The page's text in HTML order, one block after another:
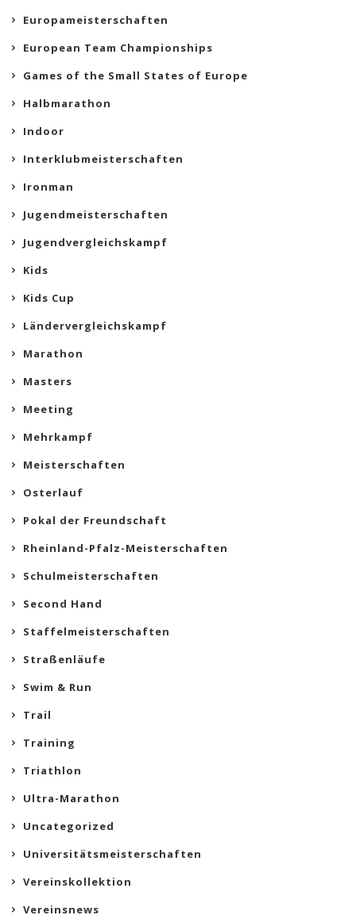
Europameisterschaften
European Team Championships
Games of the Small States of Europe
Halbmarathon
Indoor
Interklubmeisterschaften
Ironman
Jugendmeisterschaften
Jugendvergleichskampf
Kids
Kids Cup
Ländervergleichskampf
Marathon
Masters
Meeting
Mehrkampf
Meisterschaften
Osterlauf
Pokal der Freundschaft
Rheinland-Pfalz-Meisterschaften
Schulmeisterschaften
Second Hand
Staffelmeisterschaften
Straßenläufe
Swim & Run
Trail
Training
Triathlon
Ultra-Marathon
Uncategorized
Universitätsmeisterschaften
Vereinskollektion
Vereinsnews